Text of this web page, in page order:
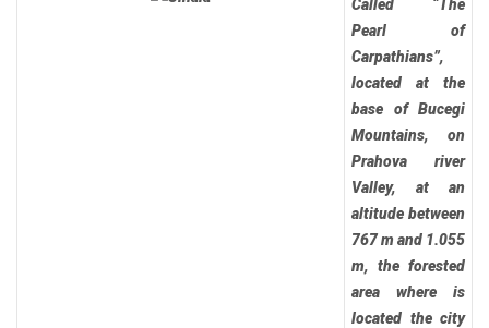
Called “The
Pearl of
Carpathians”,
located at the
base of Bucegi
Mountains, on
Prahova river
Valley, at an
altitude between
767 m and 1.055
m, the forested
area where is
located the city